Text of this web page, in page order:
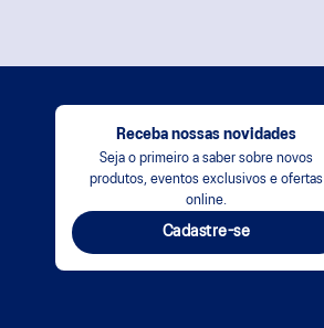
Receba nossas novidades
Seja o primeiro a saber sobre novos
produtos, eventos exclusivos e ofertas
online.
Cadastre-se